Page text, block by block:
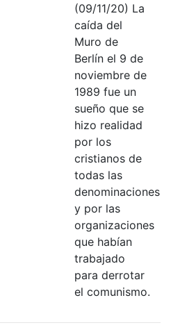
(09/11/20) La
caída del
Muro de
Berlín el 9 de
noviembre de
1989 fue un
sueño que se
hizo realidad
por los
cristianos de
todas las
denominaciones
y por las
organizaciones
que habían
trabajado
para derrotar
el comunismo.